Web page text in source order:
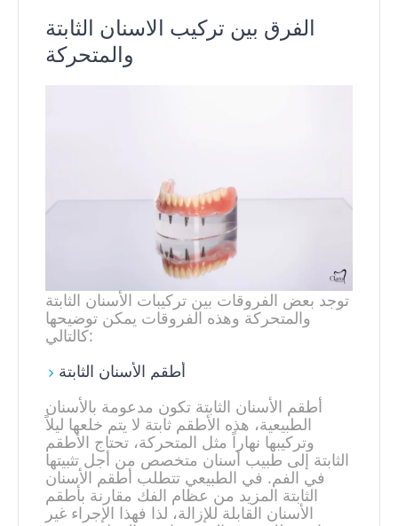
الفرق بين تركيب الاسنان الثابتة
والمتحركة
توجد بعض الفروقات بين تركيبات الأسنان الثابتة
والمتحركة وهذه الفروقات يمكن توضيحها
كالتالي:
أطقم الأسنان الثابتة
أطقم الأسنان الثابتة تكون مدعومة بالأسنان
الطبيعية، هذه الأطقم ثابتة لا يتم خلعها ليلاً
وتركيبها نهاراً مثل المتحركة، تحتاج الأطقم
الثابتة إلى طبيب أسنان متخصص من أجل تثبيتها
في الفم. في الطبيعي تتطلب أطقم الأسنان
الثابتة المزيد من عظام الفك مقارنة بأطقم
الأسنان القابلة للإزالة، لذا فهذا الإجراء غير